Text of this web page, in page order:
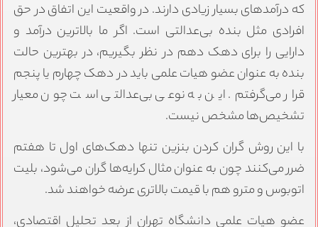
که درآمدهای بسیار زیادی دارند. در واقعیت این اتفاق در حق
افرادی مثل بنده بی‌عدالتی است. اگر ما بالاترین درآمد و
دارایی را برای دهک دهم در نظر بگیریم، در بهترین حالت
بنده به عنوان عضو هیات علمی باید در دهک چهارم یا پنجم
قرار می‌گرفتم. این به نوعی بی‌عدالتی است چون معیار
تشخیص‌ها مشخص نیست.
با این روش گران کردن بنزین تنها دهک‌های اول تا هفتم
ضرر می‌کنند چون به عنوان مثال کرایه‌ها گران می‌شود، بلیت
اتوبوس و مترو هم با قیمت بالاتری عرضه خواهند شد.
عضو هیات علمی دانشگاه تهران از بعد تحلیل اقتصادی،